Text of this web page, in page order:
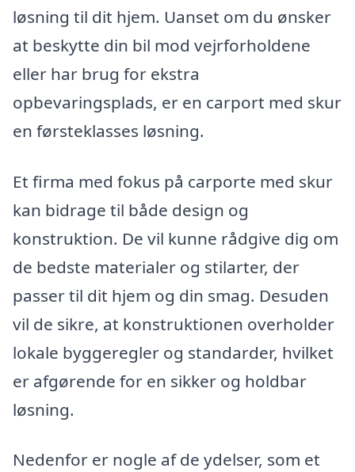
løsning til dit hjem. Uanset om du ønsker
at beskytte din bil mod vejrforholdene
eller har brug for ekstra
opbevaringsplads, er en carport med skur
en førsteklasses løsning.
Et firma med fokus på carporte med skur
kan bidrage til både design og
konstruktion. De vil kunne rådgive dig om
de bedste materialer og stilarter, der
passer til dit hjem og din smag. Desuden
vil de sikre, at konstruktionen overholder
lokale byggeregler og standarder, hvilket
er afgørende for en sikker og holdbar
løsning.
Nedenfor er nogle af de ydelser, som et